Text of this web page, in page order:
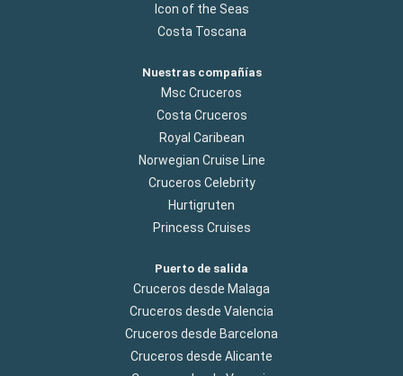
Icon of the Seas
Costa Toscana
Nuestras compañías
Msc Cruceros
Costa Cruceros
Royal Caribean
Norwegian Cruise Line
Cruceros Celebrity
Hurtigruten
Princess Cruises
Puerto de salida
Cruceros desde Malaga
Cruceros desde Valencia
Cruceros desde Barcelona
Cruceros desde Alicante